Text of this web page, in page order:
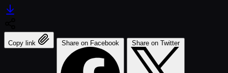
Copy link Share on Facebook Share on Twitter